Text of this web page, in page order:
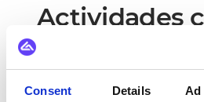
Consent Details Ad
Actividades
Optimización de
sistemas complejos